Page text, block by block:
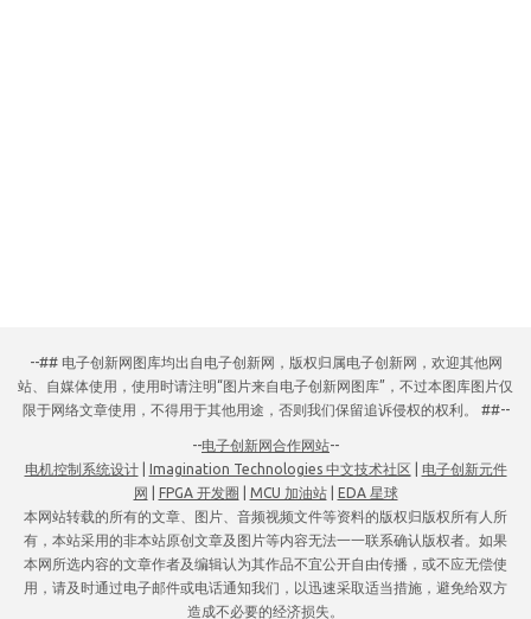
--## 电子创新网图库均出自电子创新网，版权归属电子创新网，欢迎其他网
站、自媒体使用，使用时请注明“图片来自电子创新网图库”，不过本图库图片仅
限于网络文章使用，不得用于其他用途，否则我们保留追诉侵权的权利。 ##--
--电子创新网合作网站--
电机控制系统设计| Imagination Technologies 中文技术社区
电子创新元件
网
FPGA 开发圈 MCU 加油站|
EDA 星球
本网站转载的所有的文章、图片、音频视频文件等资料的版权归版权所有人所
有，本站采用的非本站原创文章及图片等内容无法一一联系确认版权者。如果
本网所选内容的文章作者及编辑认为其作品不宜公开自由传播，或不应无偿使
用，请及时通过电子邮件或电话通知我们，以迅速采取适当措施，避免给双方
造成不必要的经济损失。